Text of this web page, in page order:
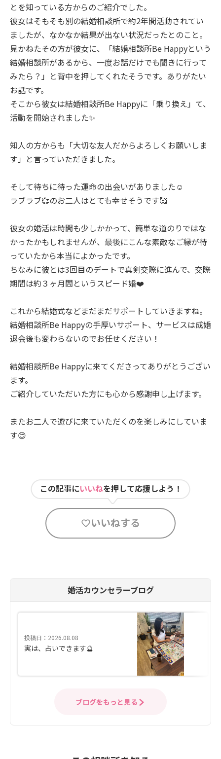
とを知っている方からのご紹介でした。
彼女はそもそも別の結婚相談所で約2年間活動されてい
ましたが、なかなか結果が出ない状況だったとのこと。
見かねたその方が彼女に、「結婚相談所Be Happyという
結婚相談所があるから、一度お話だけでも聞きに行って
みたら？」と背中を押してくれたそうです。ありがたい
お話です。
そこから彼女は結婚相談所Be Happyに「乗り換え」て、
活動を開始されました✨
知人の方からも「大切な友人だからよろしくお願いしま
す」と言っていただきました。
そして待ちに待った運命の出会いがありました☺️
ラブラブ💞のお二人はとても幸せそうです🥰
彼女の婚活は時間も少しかかって、簡単な道のりではな
かったかもしれませんが、最後にこんな素敵なご縁が待
っていたから本当によかったです。
ちなみに彼とは3回目のデートで真剣交際に進んで、交際
期間は約３ヶ月間というスピード婚❤️
これから結婚式などまだまだサポートしていきますね。
結婚相談所Be Happyの手厚いサポート、サービスは成婚
退会後も変わらないのでお任せください！
結婚相談所Be Happyに来てくださってありがとうござい
ます。
ご紹介していただいた方にも心から感謝申し上げます。
またお二人で遊びに来ていただくのを楽しみにしていま
す😊
この記事にいいねを押して応援しよう！
いいねする
婚活カウンセラーブログ
投稿日：2026.08.08
実は、占いできます🔮
ブログをもっと見る